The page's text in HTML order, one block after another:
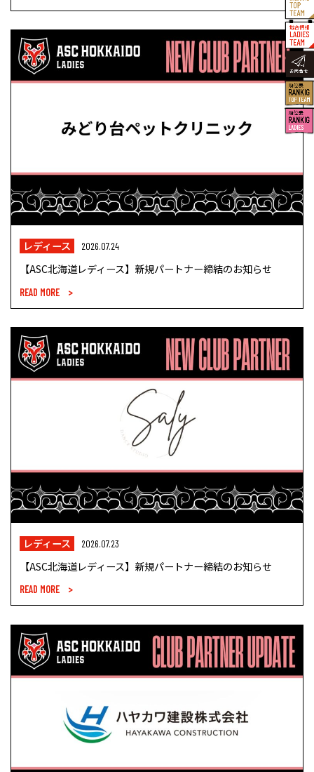
レディース 2026.07.24
【ASC北海道レディース】新規パートナー締結のお知らせ
READ MORE >
レディース 2026.07.23
【ASC北海道レディース】新規パートナー締結のお知らせ
READ MORE >